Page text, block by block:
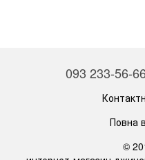
093 233-56-
Повна
©